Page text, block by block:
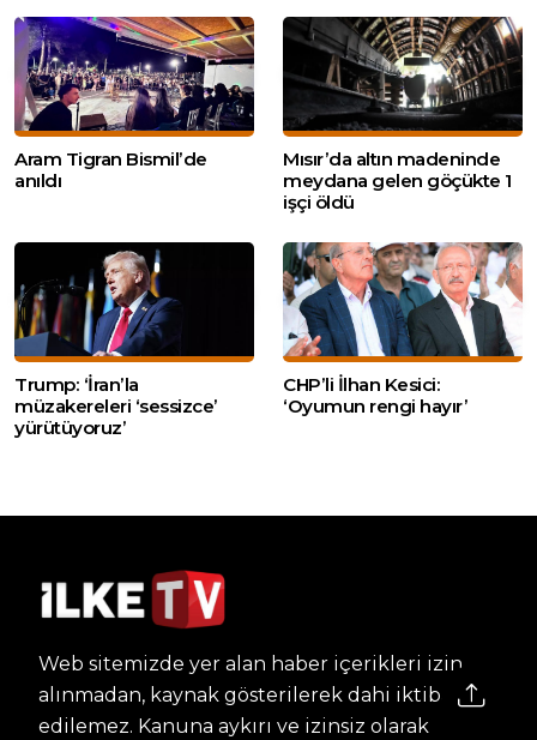
Aram Tigran Bismil’de
anıldı
Mısır’da altın madeninde
meydana gelen göçükte 1
işçi öldü
Trump: ‘İran’la
müzakereleri ‘sessizce’
yürütüyoruz’
CHP’li İlhan Kesici:
‘Oyumun rengi hayır’
Web sitemizde yer alan haber içerikleri izin
alınmadan, kaynak gösterilerek dahi iktibas
edilemez. Kanuna aykırı ve izinsiz olarak